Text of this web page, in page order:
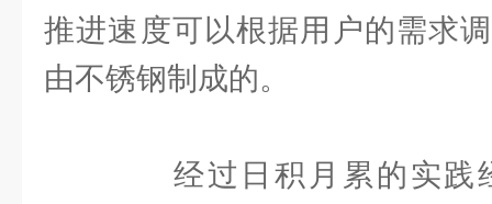
推进速度可以根据用户的需求
由不锈钢制成的。
经过日积月累的实践